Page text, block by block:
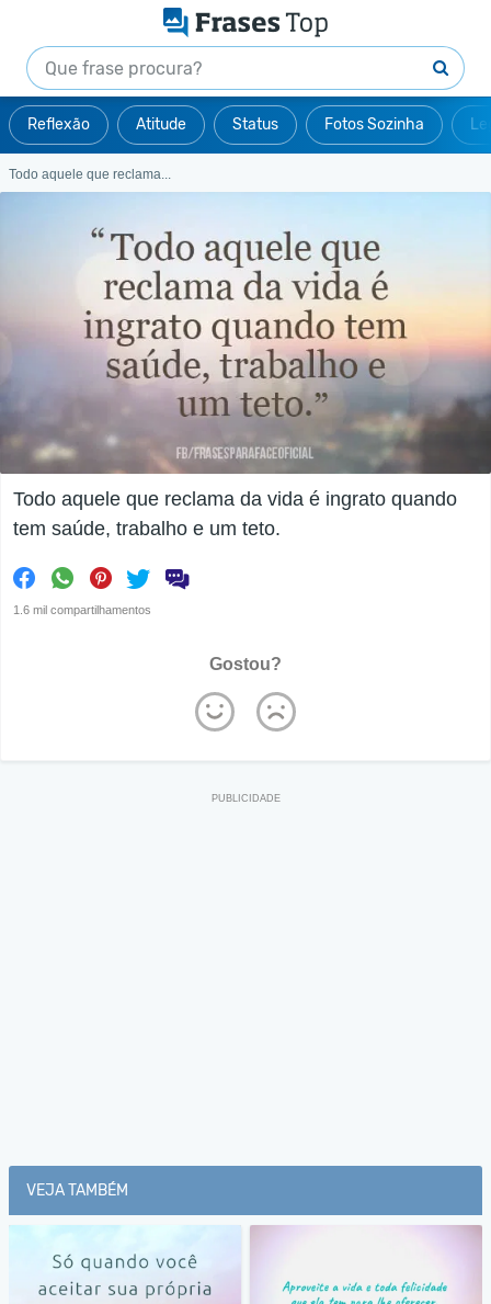
Reflexão Atitude Status Fotos Sozinha
Todo aquele que reclama...
Todo aquele que reclama da vida é ingrato quando
tem saúde, trabalho e um teto.
1.6 mil compartilhamentos
Gostou?
VEJA TAMBÉM